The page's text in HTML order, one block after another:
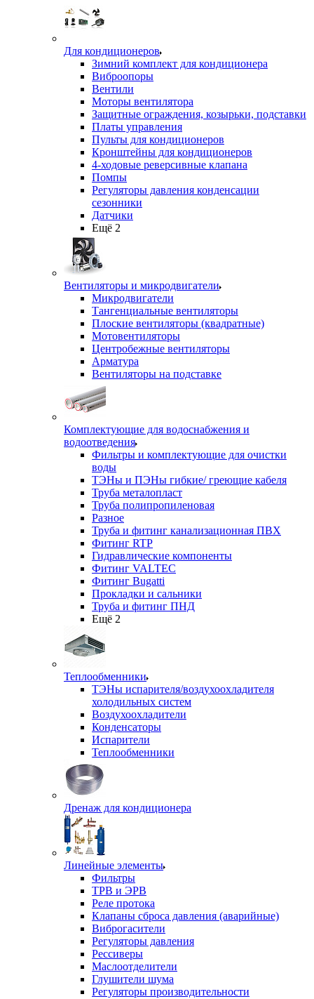
Для кондиционеров
Зимний комплект для кондиционера
Виброопоры
Вентили
Моторы вентилятора
Защитные ограждения, козырьки, подставки
Платы управления
Пульты для кондиционеров
Кронштейны для кондиционеров
4-ходовые реверсивные клапана
Помпы
Регуляторы давления конденсации
сезонники
Датчики
Ещё 2
Вентиляторы и микродвигатели
Микродвигатели
Тангенциальные вентиляторы
Плоские вентиляторы (квадратные)
Мотовентиляторы
Центробежные вентиляторы
Арматура
Вентиляторы на подставке
Комплектующие для водоснабжения и
водоотведения
Фильтры и комплектующие для очистки
воды
ТЭНы и ПЭНы гибкие/ греющие кабеля
Труба металопласт
Труба полипропиленовая
Разное
Труба и фитинг канализационная ПВХ
Фитинг RTP
Гидравлические компоненты
Фитинг VALTEC
Фитинг Bugatti
Прокладки и сальники
Труба и фитинг ПНД
Ещё 2
Теплообменники
ТЭНы испарителя/воздухоохладителя
холодильных систем
Воздухоохладители
Конденсаторы
Испарители
Теплообменники
Дренаж для кондиционера
Линейные элементы
Фильтры
ТРВ и ЭРВ
Реле протока
Клапаны сброса давления (аварийные)
Виброгасители
Регуляторы давления
Рессиверы
Маслоотделители
Глушители шума
Регуляторы производительности